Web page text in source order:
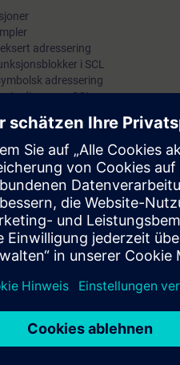
adressering
i SCL
adressering
dine egne SCL-programmer
og alarmstatusfunksjoner online
Portal (TIA Portal) danner
og starte basis-programmer
for basisapplikasjoner
på basisprogram,
våre kurs: Simatic TIA Portal
eller i gangkjøring av